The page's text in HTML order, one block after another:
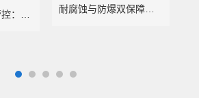
耐腐蚀与防爆双保障：康宝莱智慧水务赋能化工行业精准计量